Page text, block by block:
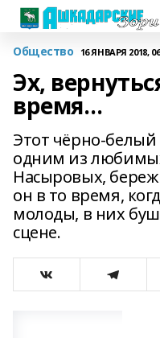
Общество 16 ЯНВАРЯ 2018,
Эх,
время…
Этот чёрно-белый
одним из
Насыровых,
он в то время,
молоды, в них
сцене.